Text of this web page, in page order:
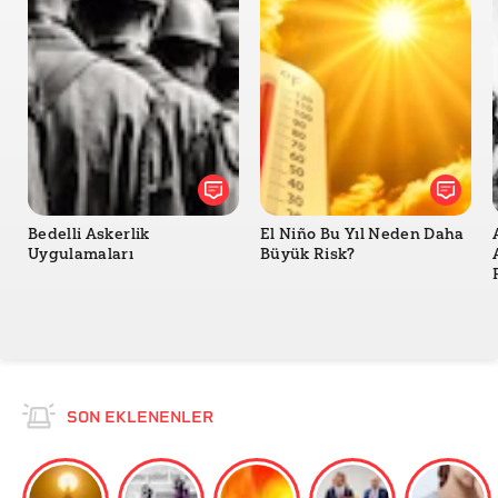
Bedelli Askerlik
Uygulamaları
El Niño Bu Yıl Neden Daha
Büyük Risk?
SON EKLENENLER